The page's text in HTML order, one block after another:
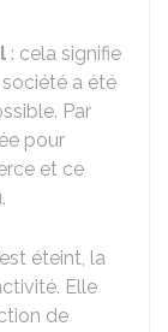
: cela signifie
a été
Par
pour
et ce
éteint, la
Elle
de